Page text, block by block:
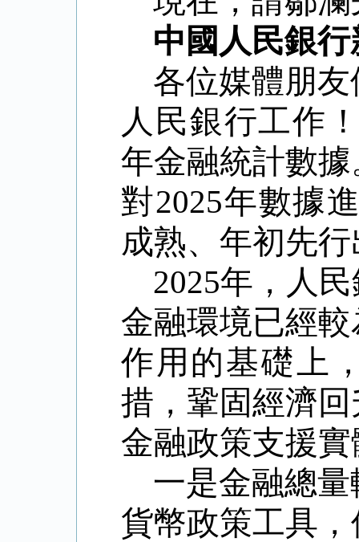
中國人民銀
各位媒體朋
人民銀行工作
年金融統計數
對2025年數據
成熟、年初先
2025年，人
金融環境已經
作用的基礎上
措，鞏固經濟
金融政策支援
一是金融總
貨幣政策工具